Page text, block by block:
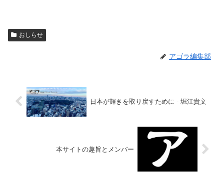
おしらせ
アゴラ編集部
日本が輝きを取り戻すために - 堀江貴文
本サイトの趣旨とメンバー